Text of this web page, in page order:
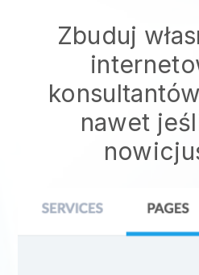
Zbuduj
nawet